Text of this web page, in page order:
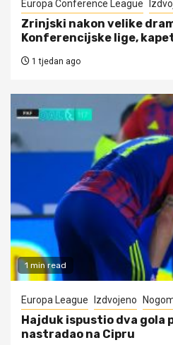
Europa Conference League
Zrinjski nakon velike
Konferencijske lige,
1 tjedan ago
1 min read
Europa League Izdvojeno
Hajduk ispustio dva gola
nastradao na Cipru